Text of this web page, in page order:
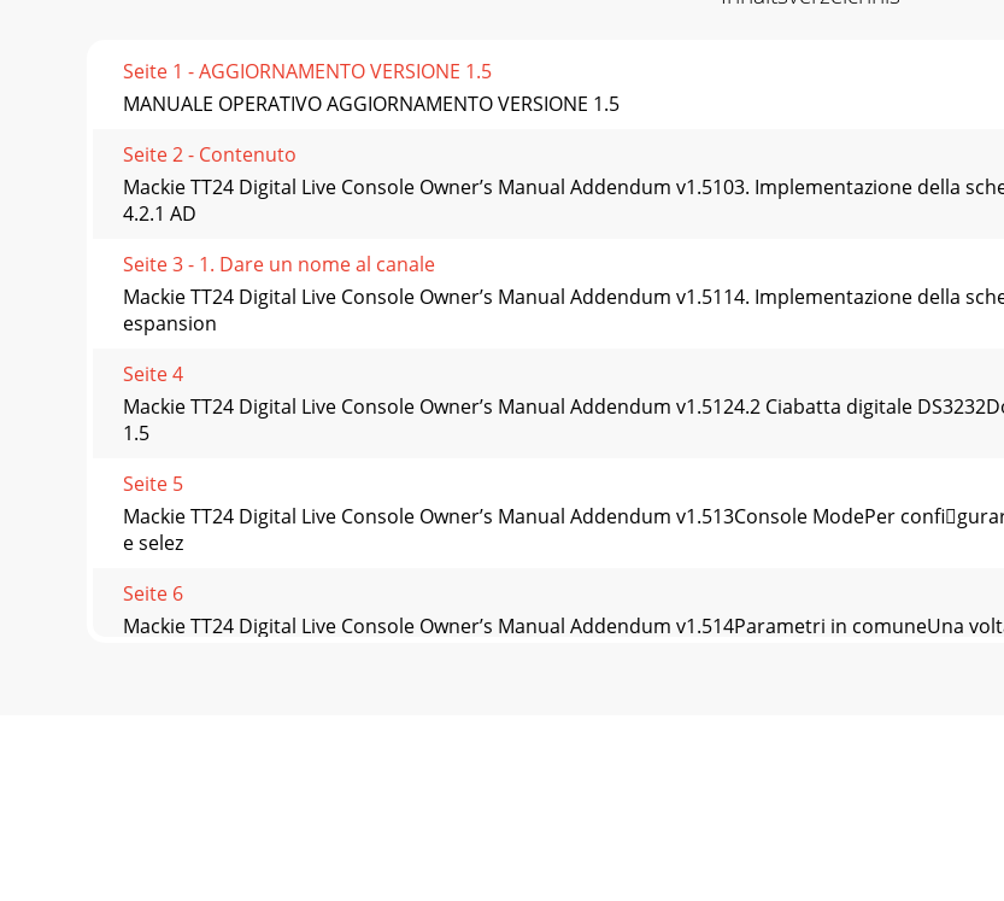
Seite 1 - AGGIORNAMENTO VERSIONE 1.5
MANUALE OPERATIVO AGGIORNAMENTO VERSIONE 1.5
Seite 2 - Contenuto
Mackie TT24 Digital Live Console Owner’s Manual Addendum v1.5103. Implementazione della
4.2.1 AD
Seite 3 - 1. Dare un nome al canale
Mackie TT24 Digital Live Console Owner’s Manual Addendum v1.5114. Implementazione della
espansion
Seite 4
Mackie TT24 Digital Live Console Owner’s Manual Addendum v1.5124.2 Ciabatta digitale
1.5
Seite 5
Mackie TT24 Digital Live Console Owner’s Manual Addendum v1.513Console ModePer
e selez
Seite 6
Mackie TT24 Digital Live Console Owner’s Manual Addendum v1.514Parametri in comuneUna